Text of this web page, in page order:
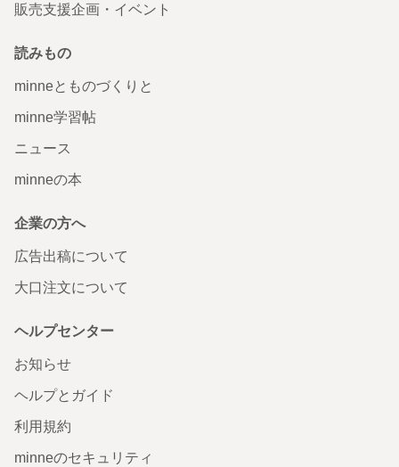
販売支援企画・イベント
読みもの
minneとものづくりと
minne学習帖
ニュース
minneの本
企業の方へ
広告出稿について
大口注文について
ヘルプセンター
お知らせ
ヘルプとガイド
利用規約
minneのセキュリティ